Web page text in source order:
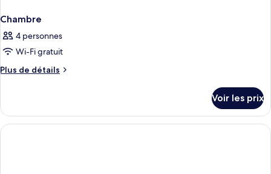
Chambre
4 personnes
Wi-Fi gratuit
Plus de détails
Plus
le
type
de
Voir les prix